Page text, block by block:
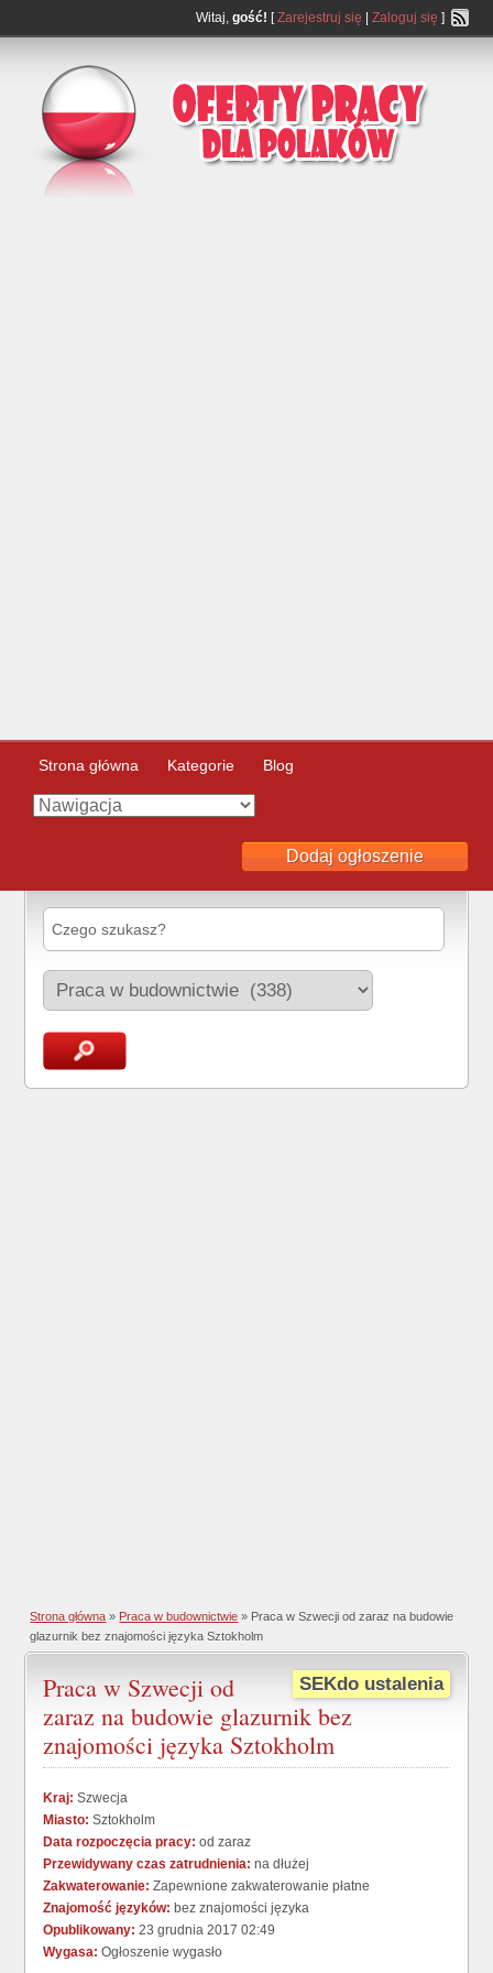
Witaj, gość! [Zarejestruj się Zaloguj się ]
Strona główna Kategorie Blog
Dodaj ogłoszenie
Strona główna » Praca w budownictwie » Praca w Szwecji od zaraz na budowie
glazurnik bez znajomości języka Sztokholm
SEKdo ustalenia
Praca w Szwecji od
zaraz na budowie glazurnik bez
znajomości języka Sztokholm
Kraj: Szwecja
Miasto: Sztokholm
Data rozpoczęcia pracy: od zaraz
Przewidywany czas zatrudnienia: na dłużej
Zakwaterowanie: Zapewnione zakwaterowanie płatne
Znajomość języków: bez znajomości języka
Opublikowany: 23 grudnia 2017 02:49
Wygasa: Ogłoszenie wygasło